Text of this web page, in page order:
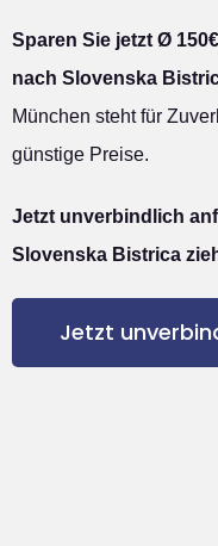
Sparen Sie jetzt Ø
nach Slovenska
München steht für
günstige Preise.
Jetzt unverbindlich
Slovenska Bistrica
Jetzt